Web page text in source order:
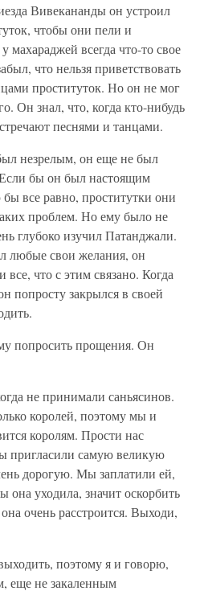
Вивекананды он устроил
чтобы они пели и
всегда что-то свое
что нельзя приветствовать
проституток. Но он не мог
Он знал, что, когда кто-нибудь
песнями и танцами.
незрелым, он еще не был
бы он был настоящим
все равно, проститутки они
проблем. Но ему было не
глубоко изучил Патанджали.
любые свои желания, он
все, что с этим связано. Когда
попросту закрылся в своей
попросить прощения. Он
не принимали саньясинов.
королей, поэтому мы и
королям. Прости нас
пригласили самую великую
дорогую. Мы заплатили ей,
она уходила, значит оскорбить
очень расстроится. Выходи,
поэтому я и говорю,
еще не закаленным